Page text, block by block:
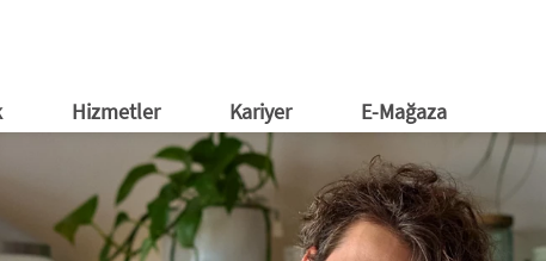
Hizmetler
Kariyer
E-Mağaza